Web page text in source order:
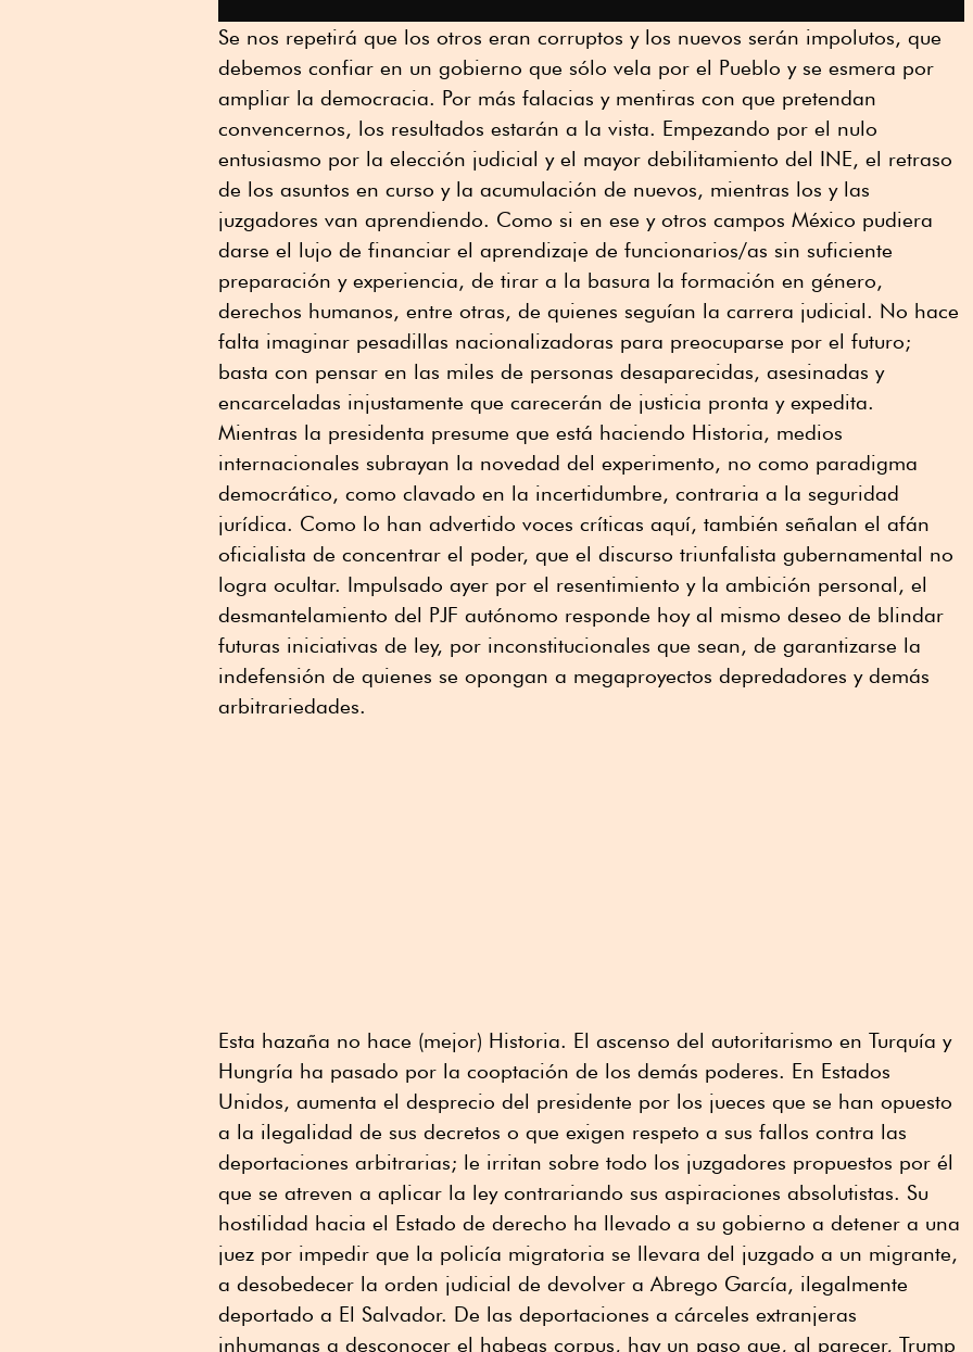
Se nos repetirá que los otros eran corruptos y los nuevos serán impolutos, que
debemos confiar en un gobierno que sólo vela por el Pueblo y se esmera por
ampliar la democracia. Por más falacias y mentiras con que pretendan
convencernos, los resultados estarán a la vista. Empezando por el nulo
entusiasmo por la elección judicial y el mayor debilitamiento del INE, el retraso
de los asuntos en curso y la acumulación de nuevos, mientras los y las
juzgadores van aprendiendo. Como si en ese y otros campos México pudiera
darse el lujo de financiar el aprendizaje de funcionarios/as sin suficiente
preparación y experiencia, de tirar a la basura la formación en género,
derechos humanos, entre otras, de quienes seguían la carrera judicial. No hace
falta imaginar pesadillas nacionalizadoras para preocuparse por el futuro;
basta con pensar en las miles de personas desaparecidas, asesinadas y
encarceladas injustamente que carecerán de justicia pronta y expedita.
Mientras la presidenta presume que está haciendo Historia, medios
internacionales subrayan la novedad del experimento, no como paradigma
democrático, como clavado en la incertidumbre, contraria a la seguridad
jurídica. Como lo han advertido voces críticas aquí, también señalan el afán
oficialista de concentrar el poder, que el discurso triunfalista gubernamental no
logra ocultar. Impulsado ayer por el resentimiento y la ambición personal, el
desmantelamiento del PJF autónomo responde hoy al mismo deseo de blindar
futuras iniciativas de ley, por inconstitucionales que sean, de garantizarse la
indefensión de quienes se opongan a megaproyectos depredadores y demás
arbitrariedades.
Esta hazaña no hace (mejor) Historia. El ascenso del autoritarismo en Turquía y
Hungría ha pasado por la cooptación de los demás poderes. En Estados
Unidos, aumenta el desprecio del presidente por los jueces que se han opuesto
a la ilegalidad de sus decretos o que exigen respeto a sus fallos contra las
deportaciones arbitrarias; le irritan sobre todo los juzgadores propuestos por él
que se atreven a aplicar la ley contrariando sus aspiraciones absolutistas. Su
hostilidad hacia el Estado de derecho ha llevado a su gobierno a detener a una
juez por impedir que la policía migratoria se llevara del juzgado a un migrante,
a desobedecer la orden judicial de devolver a Abrego García, ilegalmente
deportado a El Salvador. De las deportaciones a cárceles extranjeras
inhumanas a desconocer el habeas corpus, hay un paso que, al parecer, Trump